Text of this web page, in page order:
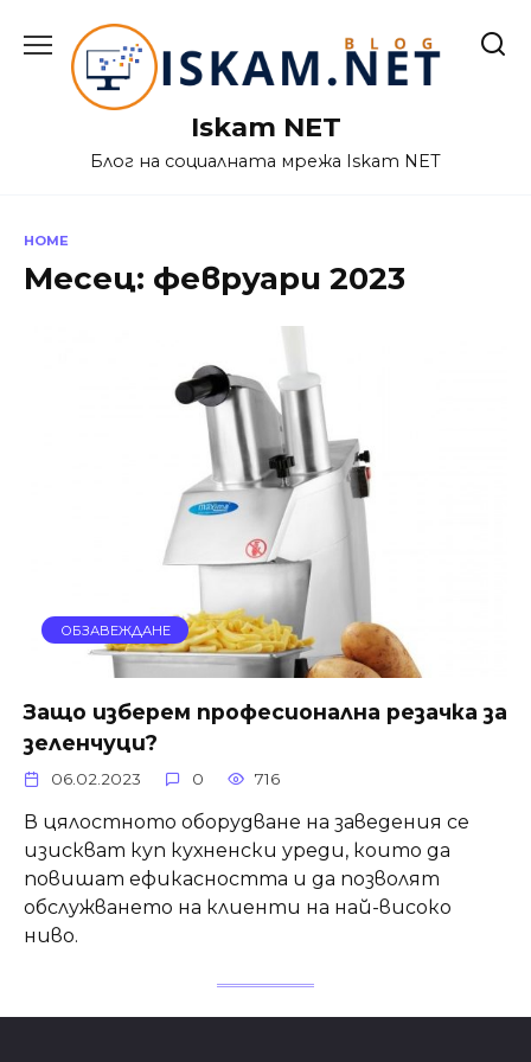
content
Iskam NET
Блог на социалната мрежа Iskam NET
HOME
Месец: февруари 2023
ОБЗАВЕЖДАНЕ
Защо изберем професионална резачка за
зеленчуци?
06.02.2023 0 716
В цялостното оборудване на заведения се
изискват куп кухненски уреди, които да
повишат ефикасността и да позволят
обслужването на клиенти на най-високо
ниво.